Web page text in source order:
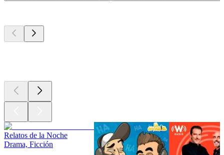
Relatos de la Noche
Drama, Ficción